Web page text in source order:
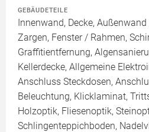
GEBÄUDETEILE
Innenwand, Decke,
Zargen, Fenster / Rahmen,
Graffitientfernung,
Kellerdecke, Allgemeine
Anschluss Steckdosen,
Beleuchtung, Klicklaminat,
Holzoptik, Fliesenoptik,
Schlingenteppichboden,